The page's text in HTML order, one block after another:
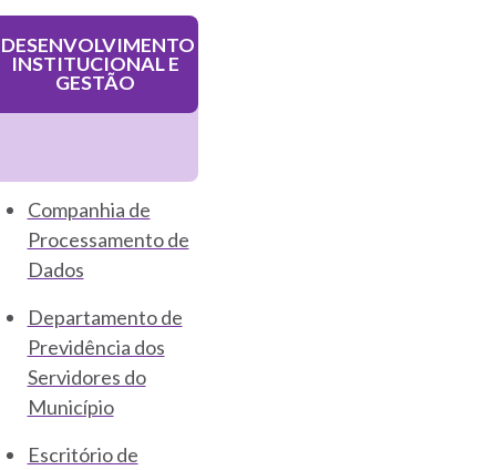
DESENVOLVIMENTO
INSTITUCIONAL E
GESTÃO
Companhia de
Processamento de
Dados
Departamento de
Previdência dos
Servidores do
Município
Escritório de